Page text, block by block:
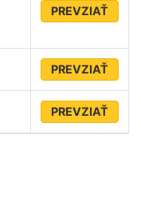
PREVZIAŤ
PREVZIAŤ
PREVZIAŤ